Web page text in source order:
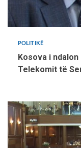
POLITIKË
Kosova i
Telekomit të